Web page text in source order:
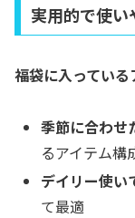
実用的で使い
福袋に入っている
季節に合わせ
るアイテム構
デイリー使い
て最適